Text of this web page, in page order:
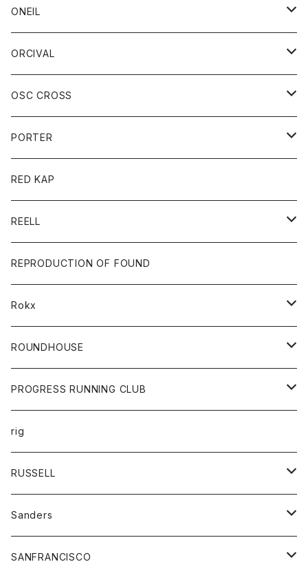
パンツ
シャツ
Tシャツ
シャツジャケット
ロングスリーブＴシャツ
ショートパンツ
ジーンズ
ショートパンツ
パンツ
レディース
ボトム
帽子
ONEIL
スカート
ORCIVAL
アウター
コート
ジャケット
アクセサリー
バッグ
キッズ
Tシャツ
帽子
グッズ
靴
バック
トップス
カットソー
カーディガン
ニット
ボトムス
ショートパンツ
パンツ
レディース
カットソー
コート
OSC CROSS
ダウンジャケット
PORTER
カードホルダー
キーホルダー
財布
バック
RED KAP
REELL
パンツ
ショートパンツ
REPRODUCTION OF FOUND
Rokx
ボトム
ROUNDHOUSE
エプロン
キッズ
オーバーオール
ボトム
ペインターパンツ
PROGRESS RUNNING CLUB
トップス
Tシャツ
グッズ
帽子
rig
RUSSELL
アウター
コート
スカート
Sanders
グッズ
SANFRANCISCO